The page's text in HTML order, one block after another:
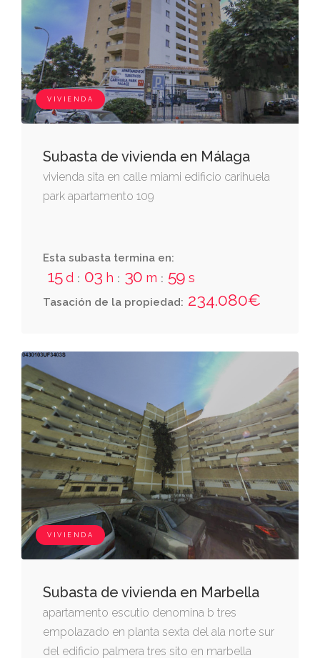
VIVIENDA
Subasta de vivienda en Málaga
vivienda sita en calle miami edificio carihuela
park apartamento 109
Esta subasta termina en:
15d : 03 h : 30 m : 58 s
Tasación de la propiedad: 234.080€
VIVIENDA
Subasta de vivienda en Marbella
apartamento escutio denomina b tres
empolazado en planta sexta del ala norte sur
del edificio palmera tres sito en marbella